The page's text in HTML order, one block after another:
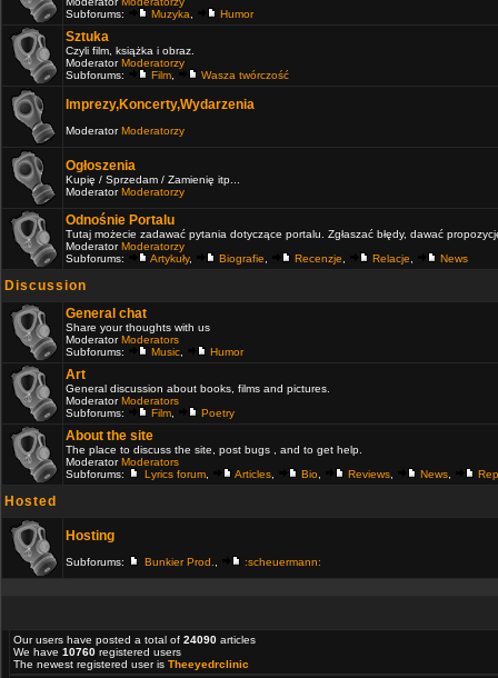
Subforums:
Muzyka Humor
Sztuka
Czyli film, książka i obraz.
ModeratorModeratorzy
Subforums:
Film Wasza twórczość
Imprezy,Koncerty,Wydarzenia
ModeratorModeratorzy
Ogłoszenia
Kupię / Sprzedam / Zamienię itp...
ModeratorModeratorzy
Odnośnie Portalu
Tutaj możecie zadawać pytania dotyczące portalu. Zgłaszać błędy, dawać
ModeratorModeratorzy
Subforums:
Artykuły, Biografie Recenzje Relacje News
Discussion
General chat
Share your thoughts with us
ModeratorModerators
Subforums:
Music Humor
Art
General discussion about books, films and pictures.
ModeratorModerators
Subforums:
Film Poetry
About the site
The place to discuss the site, post bugs , and to get help.
ModeratorModerators
Subforums:
Lyrics forum Articles Bio Reviews News
Hosted
Hosting
Subforums: Bunkier Prod. :scheuermann:
Our users have posted a total of 24090 articles
We have 10760 registered users
The newest registered user is Theeyedrclinic